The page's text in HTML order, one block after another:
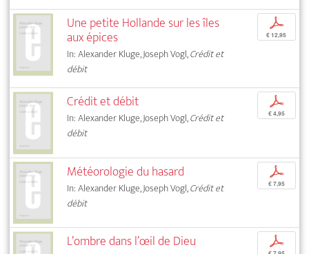
Une petite Hollande sur les îles
aux épices
In: Alexander Kluge, Joseph Vogl,Crédit et
débit
p
€ 12,95
Crédit et débit
In: Alexander Kluge, Joseph Vogl,Crédit et
débit
p
€ 4,95
Météorologie du hasard
In: Alexander Kluge, Joseph Vogl,Crédit et
débit
p
€ 7,95
L’ombre dans l’œil de Dieu p